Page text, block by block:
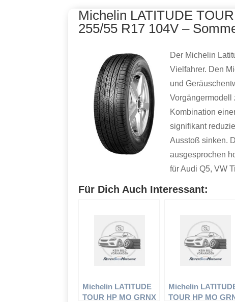
Michelin LATITUDE
255/55 R17 104V –
Der Michelin
Vielfahrer. Den
und
Vorgängermodell
Kombination
signifikant
Ausstoß sinken.
ausgesprochen
für Audi Q5, VW
Für Dich Auch Interessant:
Michelin LATITUDE
TOUR HP MO GRNX
Michelin
TOUR HP MO